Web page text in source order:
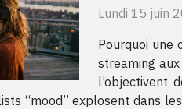
Lundi 15 juin
Pourquoi une
streaming
l’objectivent
“mood” explosent dans